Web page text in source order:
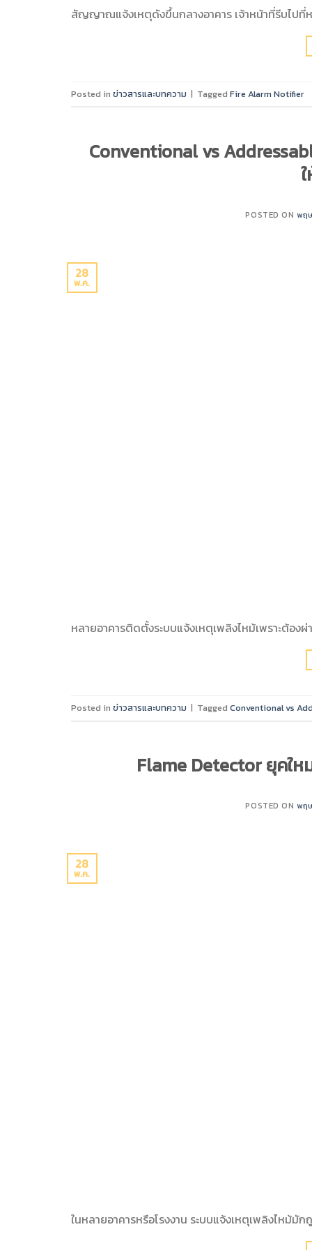
สัญญาณแจ้งเหตุดังขึ้นกลางอาคาร เจ้าหน้าที่รีบไปที่
Posted in ข่าวสารและบทความ | Tagged Fire Alarm Notifier
Conventional vs
POSTED ON พฤ
28
พ.ค.
หลายอาคารติดตั้งระบบแจ้งเหตุเพลิงไหม้เพราะต้อง
Posted in ข่าวสารและบทความ | Tagged Conventional vs
Flame Detector ยุคให
POSTED ON พฤ
28
พ.ค.
ในหลายอาคารหรือโรงงาน ระบบแจ้งเหตุเพลิงไหม้มั